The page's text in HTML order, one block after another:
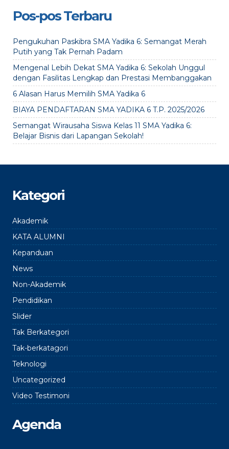
Pos-pos Terbaru
Pengukuhan Paskibra SMA Yadika 6: Semangat Merah
Putih yang Tak Pernah Padam
Mengenal Lebih Dekat SMA Yadika 6: Sekolah Unggul
dengan Fasilitas Lengkap dan Prestasi Membanggakan
6 Alasan Harus Memilih SMA Yadika 6
BIAYA PENDAFTARAN SMA YADIKA 6 T.P. 2025/2026
Semangat Wirausaha Siswa Kelas 11 SMA Yadika 6:
Belajar Bisnis dari Lapangan Sekolah!
Kategori
Akademik
KATA ALUMNI
Kepanduan
News
Non-Akademik
Pendidikan
Slider
Tak Berkategori
Tak-berkatagori
Teknologi
Uncategorized
Video Testimoni
Agenda